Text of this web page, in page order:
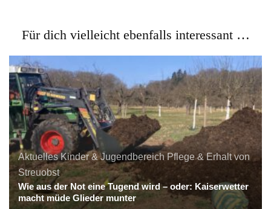
Für dich vielleicht ebenfalls interessant …
Aktuelles Kinder & Jugendbereich Pflege & Erhalt von
Streuobst
Wie aus der Not eine Tugend wird – oder: Kaiserwetter
macht müde Glieder munter